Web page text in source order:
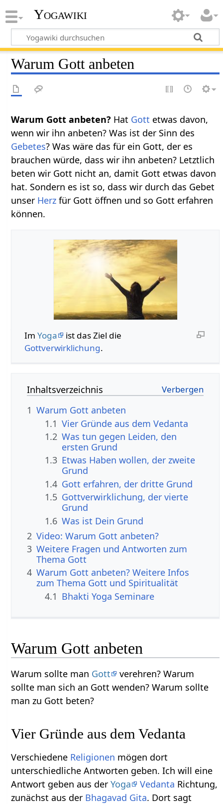
Yogawiki
Warum Gott anbeten
Warum Gott anbeten? Hat Gott etwas davon,
wenn wir ihn anbeten? Was ist der Sinn des
Gebetes? Was wäre das für ein Gott, der es
brauchen würde, dass wir ihn anbeten? Letztlich
beten wir Gott nicht an, damit Gott etwas davon
hat. Sondern es ist so, dass wir durch das Gebet
unser Herz für Gott öffnen und so Gott erfahren
können.
Im Yoga
ist das Ziel die
Gottverwirklichung.
Inhaltsverzeichnis
1 Warum Gott anbeten
1.1 Vier Gründe aus dem Vedanta
1.2 Was tun gegen Leiden, den
ersten Grund
1.3 Etwas Haben wollen, der zweite
Grund
1.4 Gott erfahren, der dritte Grund
1.5 Gottverwirklichung, der vierte
Grund
1.6 Was ist Dein Grund
2 Video: Warum Gott anbeten?
3 Weitere Fragen und Antworten zum
Thema Gott
4 Warum Gott anbeten? Weitere Infos
zum Thema Gott und Spiritualität
4.1 Bhakti Yoga Seminare
Warum Gott anbeten
Warum sollte man Gott
verehren? Warum
sollte man sich an Gott wenden? Warum sollte
man zu Gott beten?
Vier Gründe aus dem Vedanta
Verschiedene Religionen mögen dort
unterschiedliche Antworten geben. Ich will eine
Antwort geben aus derYoga Vedanta Richtung,
zunächst aus der Bhagavad Gita. Dort sagt